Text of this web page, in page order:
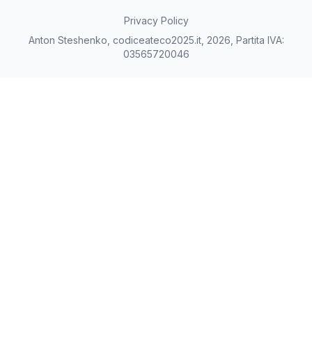
Privacy Policy
Anton Steshenko, codiceateco2025.it, 2026, Partita IVA:
03565720046